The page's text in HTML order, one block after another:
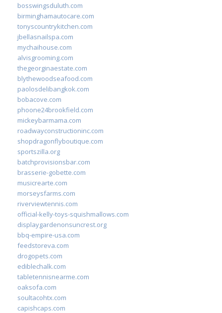
bosswingsduluth.com
birminghamautocare.com
tonyscountrykitchen.com
jbellasnailspa.com
mychaihouse.com
alvisgrooming.com
thegeorginaestate.com
blythewoodseafood.com
paolosdelibangkok.com
bobacove.com
phoone24brookfield.com
mickeybarmama.com
roadwayconstructioninc.com
shopdragonflyboutique.com
sportszilla.org
batchprovisionsbar.com
brasserie-gobette.com
musicrearte.com
morseysfarms.com
riverviewtennis.com
official-kelly-toys-squishmallows.com
displaygardenonsuncrest.org
bbq-empire-usa.com
feedstoreva.com
drogopets.com
ediblechalk.com
tabletennisnearme.com
oaksofa.com
soultacohtx.com
capishcaps.com